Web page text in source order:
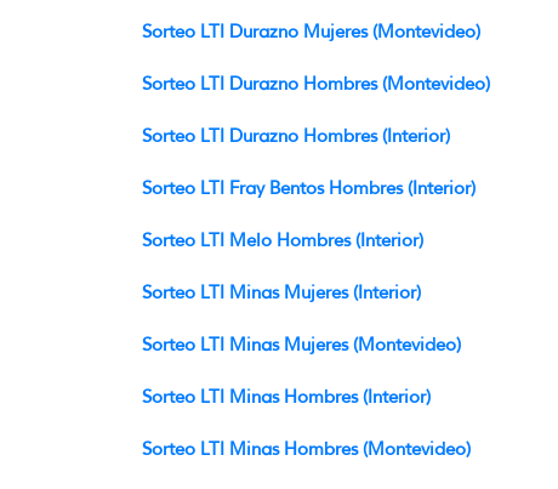
Sorteo LTI Durazno Mujeres (Montevideo)
Sorteo LTI Durazno Hombres (Montevideo)
Sorteo LTI Durazno Hombres (Interior)
Sorteo LTI Fray Bentos Hombres (Interior)
Sorteo LTI Melo Hombres (Interior)
Sorteo LTI Minas Mujeres (Interior)
Sorteo LTI Minas Mujeres (Montevideo)
Sorteo LTI Minas Hombres (Interior)
Sorteo LTI Minas Hombres (Montevideo)